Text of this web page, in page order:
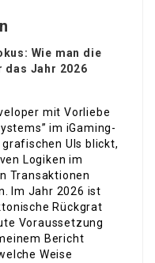
Wie man die
Jahr 2026
mit Vorliebe
im iGaming-
UIs blickt,
Logiken im
Transaktionen
Im Jahr 2026 ist
Rückgrat
Voraussetzung
Bericht
Weise